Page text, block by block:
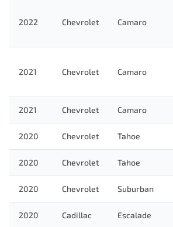
2022 Chevrolet Camaro
2021 Chevrolet Camaro
2021 Chevrolet Camaro
2020 Chevrolet Tahoe
2020 Chevrolet Tahoe
2020 Chevrolet Suburban
2020 Cadillac Escalade